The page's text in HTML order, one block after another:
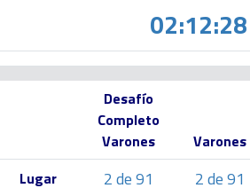
02:12:28
Desafío
Completo
Varones
Varones
Lugar
2 de 91 2 de 91